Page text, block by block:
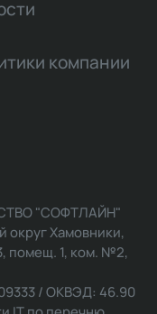
компании
"СОФТЛАЙН"
округ Хамовники,
помещ. 1, ком. №2,
/ ОКВЭД: 46.90